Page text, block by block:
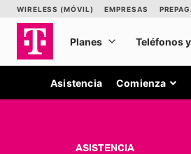
Asistencia Comienza
ASISTENCIA